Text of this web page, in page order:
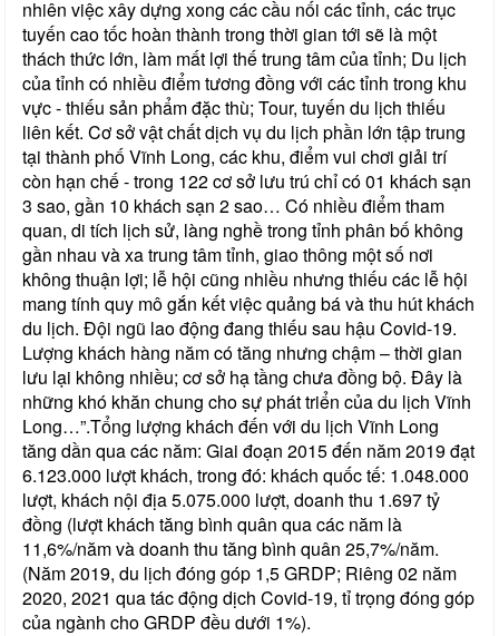
nhiên việc xây dựng xong các cầu nối các tỉnh, các trục
tuyến cao tốc hoàn thành trong thời gian tới sẽ là một
thách thức lớn, làm mất lợi thế trung tâm của tỉnh; Du lịch
của tỉnh có nhiều điểm tương đồng với các tỉnh trong khu
vực - thiếu sản phẩm đặc thù; Tour, tuyến du lịch thiếu
liên kết. Cơ sở vật chất dịch vụ du lịch phần lớn tập trung
tại thành phố Vĩnh Long, các khu, điểm vui chơi giải trí
còn hạn chế - trong 122 cơ sở lưu trú chỉ có 01 khách sạn
3 sao, gần 10 khách sạn 2 sao… Có nhiều điểm tham
quan, di tích lịch sử, làng nghề trong tỉnh phân bố không
gần nhau và xa trung tâm tỉnh, giao thông một số nơi
không thuận lợi; lễ hội cũng nhiều nhưng thiếu các lễ hội
mang tính quy mô gắn kết việc quảng bá và thu hút khách
du lịch. Đội ngũ lao động đang thiếu sau hậu Covid-19.
Lượng khách hàng năm có tăng nhưng chậm – thời gian
lưu lại không nhiều; cơ sở hạ tầng chưa đồng bộ. Đây là
những khó khăn chung cho sự phát triển của du lịch Vĩnh
Long…”.Tổng lượng khách đến với du lịch Vĩnh Long
tăng dần qua các năm: Giai đoạn 2015 đến năm 2019 đạt
6.123.000 lượt khách, trong đó: khách quốc tế: 1.048.000
lượt, khách nội địa 5.075.000 lượt, doanh thu 1.697 tỷ
đồng (lượt khách tăng bình quân qua các năm là
11,6%/năm và doanh thu tăng bình quân 25,7%/năm.
(Năm 2019, du lịch đóng góp 1,5 GRDP; Riêng 02 năm
2020, 2021 qua tác động dịch Covid-19, tỉ trọng đóng góp
của ngành cho GRDP đều dưới 1%).